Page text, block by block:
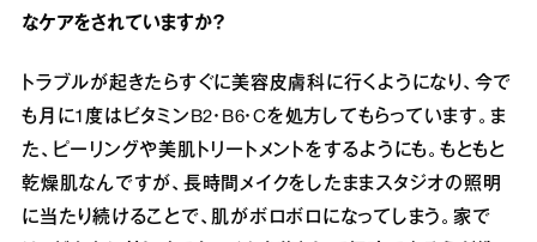
なケアをされていますか？
トラブルが起きたらすぐに美容皮膚科に行くようになり、今で
も月に1度はビタミンB2・B6・Cを処方してもらっています。ま
た、ピーリングや美肌トリートメントをするようにも。もともと
乾燥肌なんですが、長時間メイクをしたままスタジオの照明
に当たり続けることで、肌がボロボロになってしまう。家で